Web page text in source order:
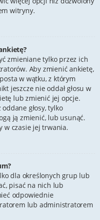
witryny.
zmieniane tylko przez ich
Aby zmienić ankietę,
w wątku, z którym
jeszcze nie oddał głosu w
lub zmienić jej opcje.
głosy, tylko
ją zmienić, lub usunąć.
w czasie jej trwania.
dla określonych grup lub
pisać na nich lub
odpowiednie
lub administratorem